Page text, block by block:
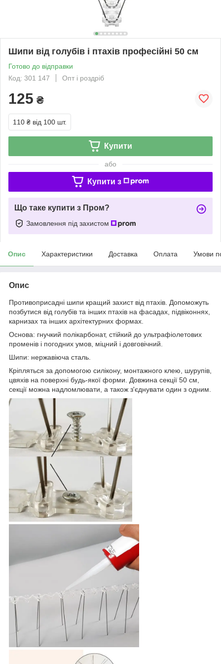
Шипи від голубів і птахів професійні 50 см
Готово до відправки
Код: 301 147
Опт і роздріб
125 ₴
110 ₴ від 100 шт.
Купити
або
Купити з
Що таке купити з Пром?
Замовлення під захистом
Опис Характеристики Доставка Оплата Умови
Опис
Противоприсадні шипи кращий захист від птахів. Допоможуть
позбутися від голубів та інших птахів на фасадах, підвіконнях,
карнизах та інших архітектурних формах.
Основа: гнучкий полікарбонат, стійкий до ультрафіолетових
променів і погодних умов, міцний і довговічний.
Шипи: нержавіюча сталь.
Кріпляться за допомогою силікону, монтажного клею, шурупів,
цвяхів на поверхні будь-якої форми. Довжина секції 50 см,
секції можна надломлювати, а також з'єднувати один з одним.